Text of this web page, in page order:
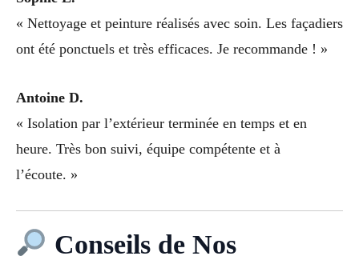
« Nettoyage et peinture réalisés avec soin. Les façadiers
ont été ponctuels et très efficaces. Je recommande ! »
Antoine D.
« Isolation par l’extérieur terminée en temps et en
heure. Très bon suivi, équipe compétente et à
l’écoute. »
Conseils de Nos